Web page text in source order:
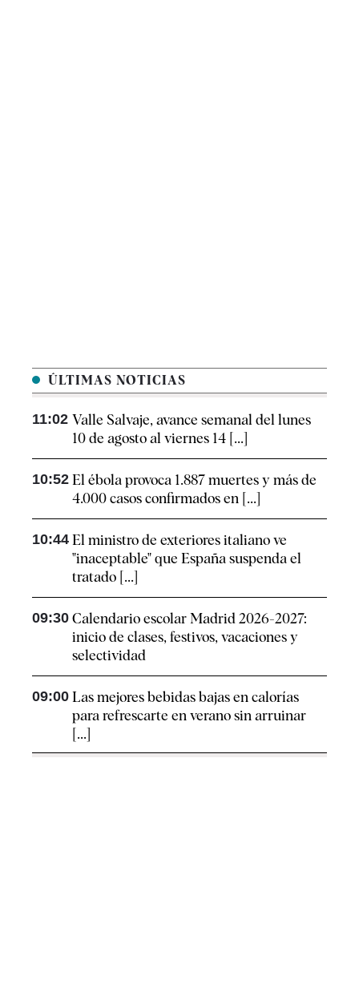
ÚLTIMAS NOTICIAS
11:02 Valle Salvaje, avance semanal del lunes
10 de agosto al viernes 14 [...]
10:52 El ébola provoca 1.887 muertes y más de
4.000 casos confirmados en [...]
10:44 El ministro de exteriores italiano ve
"inaceptable" que España suspenda el
tratado [...]
09:30 Calendario escolar Madrid 2026-2027:
inicio de clases, festivos, vacaciones y
selectividad
09:00 Las mejores bebidas bajas en calorías
para refrescarte en verano sin arruinar
[...]